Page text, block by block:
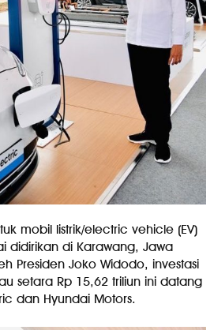
mobil listrik/electric vehicle (EV)
didirikan di Karawang, Jawa
Presiden Joko Widodo, investasi
setara Rp 15,62 triliun ini datang
dan Hyundai Motors.